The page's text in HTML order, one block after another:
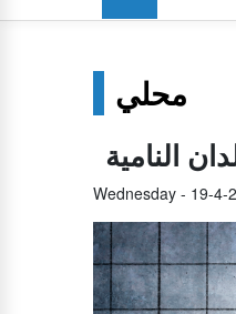
محلي
النامية
Wednesday - 19-4-